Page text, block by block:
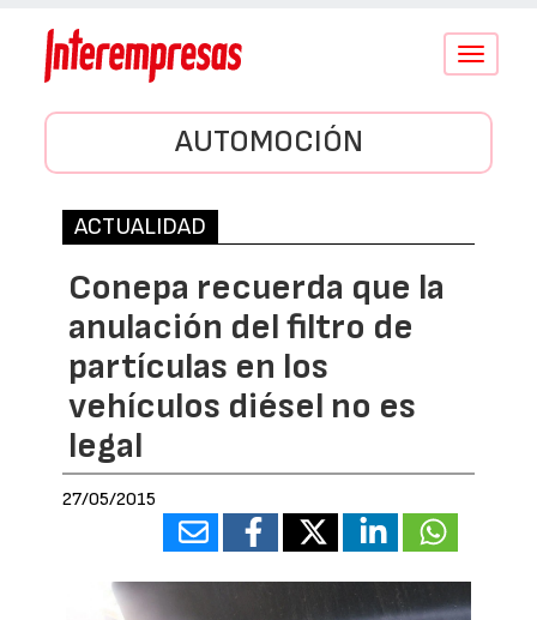
Conmutar
AUTOMOCIÓN
ACTUALIDAD
Conepa recuerda que la
anulación del filtro de
partículas en los
vehículos diésel no es
legal
27/05/2015